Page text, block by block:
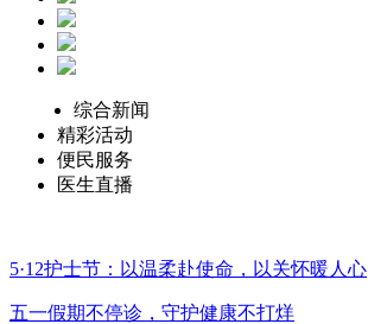
综合新闻
精彩活动
便民服务
医生直播
5·12护士节：以温柔赴使命，以关怀暖人心
五一假期不停诊，守护健康不打烊